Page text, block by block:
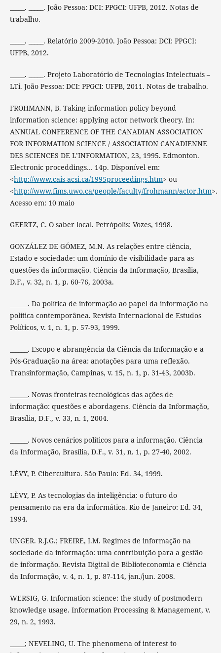
_____. _____. João Pessoa: DCI: PPGCI: UFPB, 2012. Notas de
trabalho.
_____. _____. Relatório 2009-2010. João Pessoa: DCI: PPGCI:
UFPB, 2012.
_____. _____. Projeto Laboratório de Tecnologias Intelectuais –
LTi. João Pessoa: DCI: PPGCI: UFPB, 2011. Notas de trabalho.
FROHMANN, B. Taking information policy beyond
information science: applying actor network theory. In:
ANNUAL CONFERENCE OF THE CANADIAN ASSOCIATION
FOR INFORMATION SCIENCE / ASSOCIATION CANADIENNE
DES SCIENCES DE L’INFORMATION, 23, 1995. Edmonton.
Electronic proceddings… 14p. Disponível em:
<http://www.cais-acsi.ca/1995proceedings.htm> ou
<http://www.fims.uwo.ca/people/faculty/frohmann/actor.htm>.
Acesso em: 10 maio
GEERTZ, C. O saber local. Petrópolis: Vozes, 1998.
GONZÁLEZ DE GÓMEZ, M.N. As relações entre ciência,
Estado e sociedade: um domínio de visibilidade para as
questões da informação. Ciência da Informação, Brasília,
D.F., v. 32, n. 1, p. 60-76, 2003a.
______. Da política de informação ao papel da informação na
política contemporânea. Revista Internacional de Estudos
Políticos, v. 1, n. 1, p. 57-93, 1999.
______. Escopo e abrangência da Ciência da Informação e a
Pós-Graduação na área: anotações para uma reflexão.
Transinformação, Campinas, v. 15, n. 1, p. 31-43, 2003b.
______. Novas fronteiras tecnológicas das ações de
informação: questões e abordagens. Ciência da Informação,
Brasília, D.F., v. 33, n. 1, 2004.
______. Novos cenários políticos para a informação. Ciência
da Informação, Brasília, D.F., v. 31, n. 1, p. 27-40, 2002.
LÈVY, P. Cibercultura. São Paulo: Ed. 34, 1999.
LÈVY, P. As tecnologias da inteligência: o futuro do
pensamento na era da informática. Rio de Janeiro: Ed. 34,
1994.
UNGER. R.J.G.; FREIRE, I.M. Regimes de informação na
sociedade da informação: uma contribuição para a gestão
de informação. Revista Digital de Biblioteconomia e Ciência
da Informação, v. 4, n. 1, p. 87-114, jan./jun. 2008.
WERSIG, G. Information science: the study of postmodern
knowledge usage. Information Processing & Management, v.
29, n. 2, 1993.
_____; NEVELING, U. The phenomena of interest to